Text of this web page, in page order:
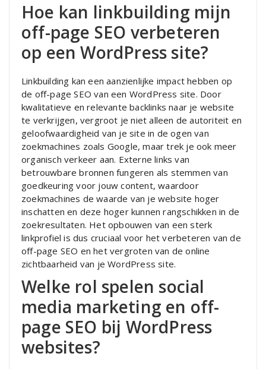
Hoe kan linkbuilding mijn
off-page SEO verbeteren
op een WordPress site?
Linkbuilding kan een aanzienlijke impact hebben op
de off-page SEO van een WordPress site. Door
kwalitatieve en relevante backlinks naar je website
te verkrijgen, vergroot je niet alleen de autoriteit en
geloofwaardigheid van je site in de ogen van
zoekmachines zoals Google, maar trek je ook meer
organisch verkeer aan. Externe links van
betrouwbare bronnen fungeren als stemmen van
goedkeuring voor jouw content, waardoor
zoekmachines de waarde van je website hoger
inschatten en deze hoger kunnen rangschikken in de
zoekresultaten. Het opbouwen van een sterk
linkprofiel is dus cruciaal voor het verbeteren van de
off-page SEO en het vergroten van de online
zichtbaarheid van je WordPress site.
Welke rol spelen social
media marketing en off-
page SEO bij WordPress
websites?